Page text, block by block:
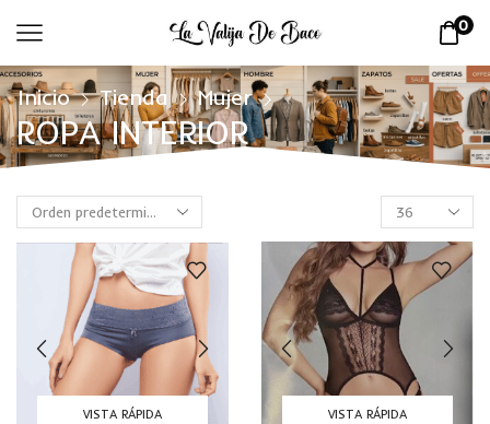
0
Inicio Tienda Mujer
ROPA INTERIOR
VISTA RÁPIDA VISTA RÁPIDA